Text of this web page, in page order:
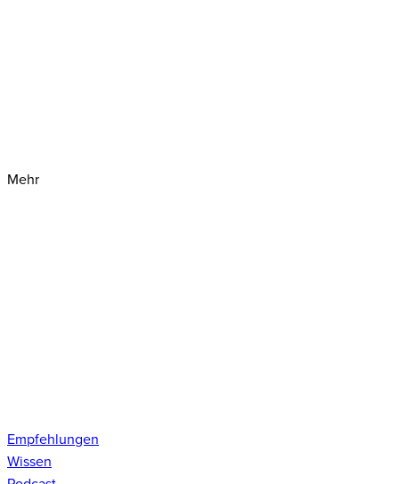
Mehr
Empfehlungen
Wissen